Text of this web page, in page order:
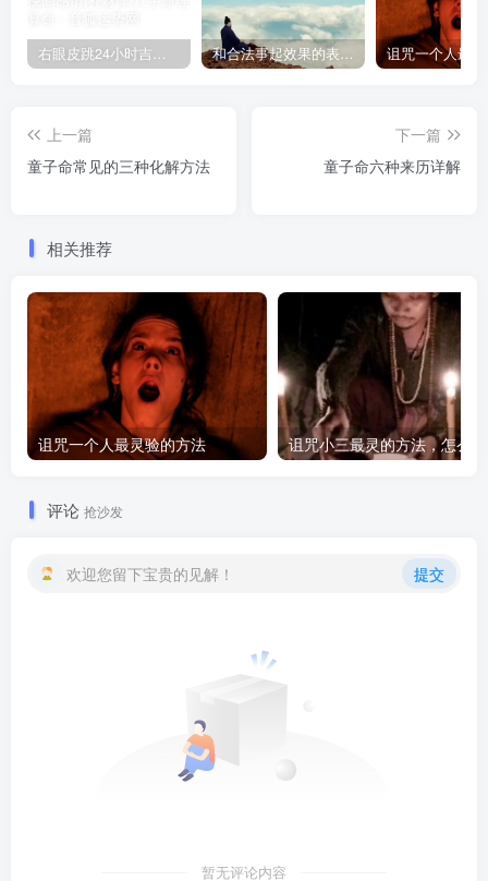
右眼皮跳24小时吉凶预兆 和合法事起效果的表现，出现这些就要留意了
上一篇
童子命常见的三种化解方法
下一篇
童子命六种来历详解
相关推荐
诅咒一个人最灵验的方法
评论 抢沙发
欢迎您留下宝贵的见解！ 提交
暂无评论内容